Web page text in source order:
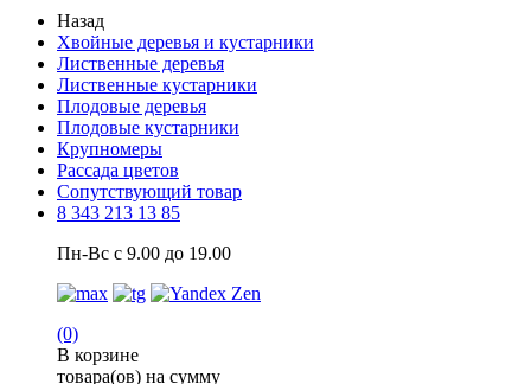
Назад
Хвойные деревья и кустарники
Лиственные деревья
Лиственные кустарники
Плодовые деревья
Плодовые кустарники
Крупномеры
Рассада цветов
Сопутствующий товар
8 343 213 13 85
Пн-Вс с 9.00 до 19.00
(0)
В корзине
товара(ов) на сумму